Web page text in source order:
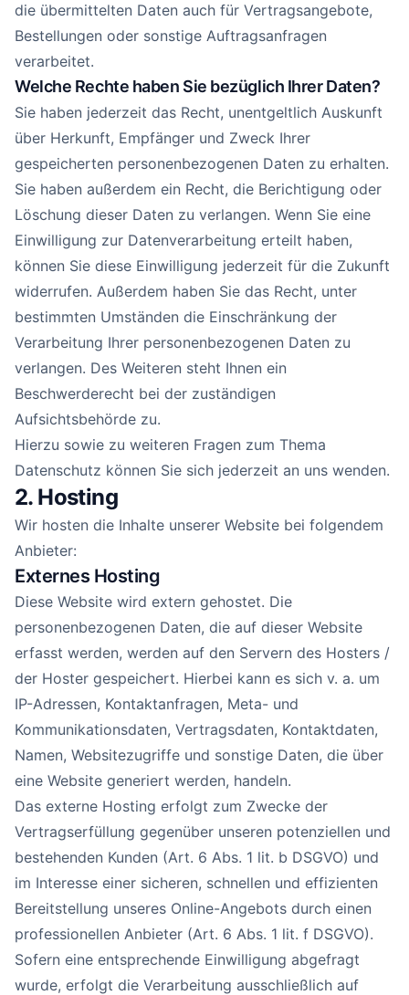
die übermittelten Daten auch für Vertragsangebote,
Bestellungen oder sonstige Auftragsanfragen
verarbeitet.
Welche Rechte haben Sie bezüglich Ihrer Daten?
Sie haben jederzeit das Recht, unentgeltlich Auskunft
über Herkunft, Empfänger und Zweck Ihrer
gespeicherten personenbezogenen Daten zu erhalten.
Sie haben außerdem ein Recht, die Berichtigung oder
Löschung dieser Daten zu verlangen. Wenn Sie eine
Einwilligung zur Datenverarbeitung erteilt haben,
können Sie diese Einwilligung jederzeit für die Zukunft
widerrufen. Außerdem haben Sie das Recht, unter
bestimmten Umständen die Einschränkung der
Verarbeitung Ihrer personenbezogenen Daten zu
verlangen. Des Weiteren steht Ihnen ein
Beschwerderecht bei der zuständigen
Aufsichtsbehörde zu.
Hierzu sowie zu weiteren Fragen zum Thema
Datenschutz können Sie sich jederzeit an uns wenden.
2. Hosting
Wir hosten die Inhalte unserer Website bei folgendem
Anbieter:
Externes Hosting
Diese Website wird extern gehostet. Die
personenbezogenen Daten, die auf dieser Website
erfasst werden, werden auf den Servern des Hosters /
der Hoster gespeichert. Hierbei kann es sich v. a. um
IP-Adressen, Kontaktanfragen, Meta- und
Kommunikationsdaten, Vertragsdaten, Kontaktdaten,
Namen, Websitezugriffe und sonstige Daten, die über
eine Website generiert werden, handeln.
Das externe Hosting erfolgt zum Zwecke der
Vertragserfüllung gegenüber unseren potenziellen und
bestehenden Kunden (Art. 6 Abs. 1 lit. b DSGVO) und
im Interesse einer sicheren, schnellen und effizienten
Bereitstellung unseres Online-Angebots durch einen
professionellen Anbieter (Art. 6 Abs. 1 lit. f DSGVO).
Sofern eine entsprechende Einwilligung abgefragt
wurde, erfolgt die Verarbeitung ausschließlich auf